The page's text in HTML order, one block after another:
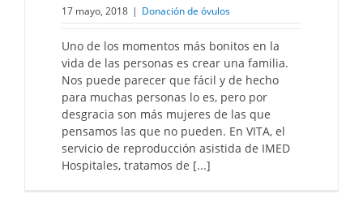
17 mayo, 2018 | Donación de óvulos
Uno de los momentos más bonitos en la
vida de las personas es crear una familia.
Nos puede parecer que fácil y de hecho
para muchas personas lo es, pero por
desgracia son más mujeres de las que
pensamos las que no pueden. En VITA, el
servicio de reproducción asistida de IMED
Hospitales, tratamos de [...]